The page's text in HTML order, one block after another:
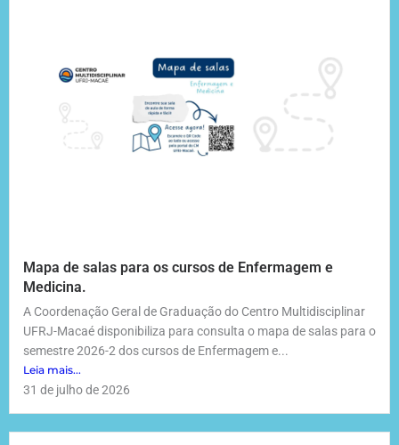
Mapa de salas para os cursos de Enfermagem e
Medicina.
A Coordenação Geral de Graduação do Centro Multidisciplinar
UFRJ-Macaé disponibiliza para consulta o mapa de salas para o
semestre 2026-2 dos cursos de Enfermagem e...
Leia mais...
31 de julho de 2026